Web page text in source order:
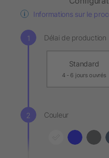
Informations sur le
Délai de production
Standard
4 - 6 jours ouvrés
Couleur